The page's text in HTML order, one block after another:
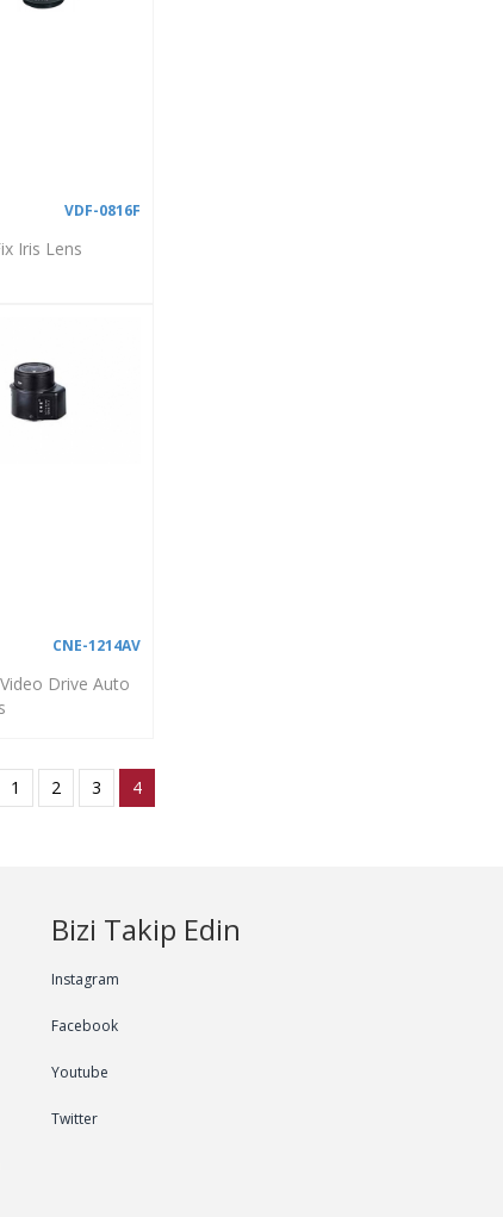
VDF-0816F
Iris Lens
CNE-1214AV
Drive Auto
1 2 3 4
Bizi Takip Edin
Instagram
Facebook
Youtube
Twitter